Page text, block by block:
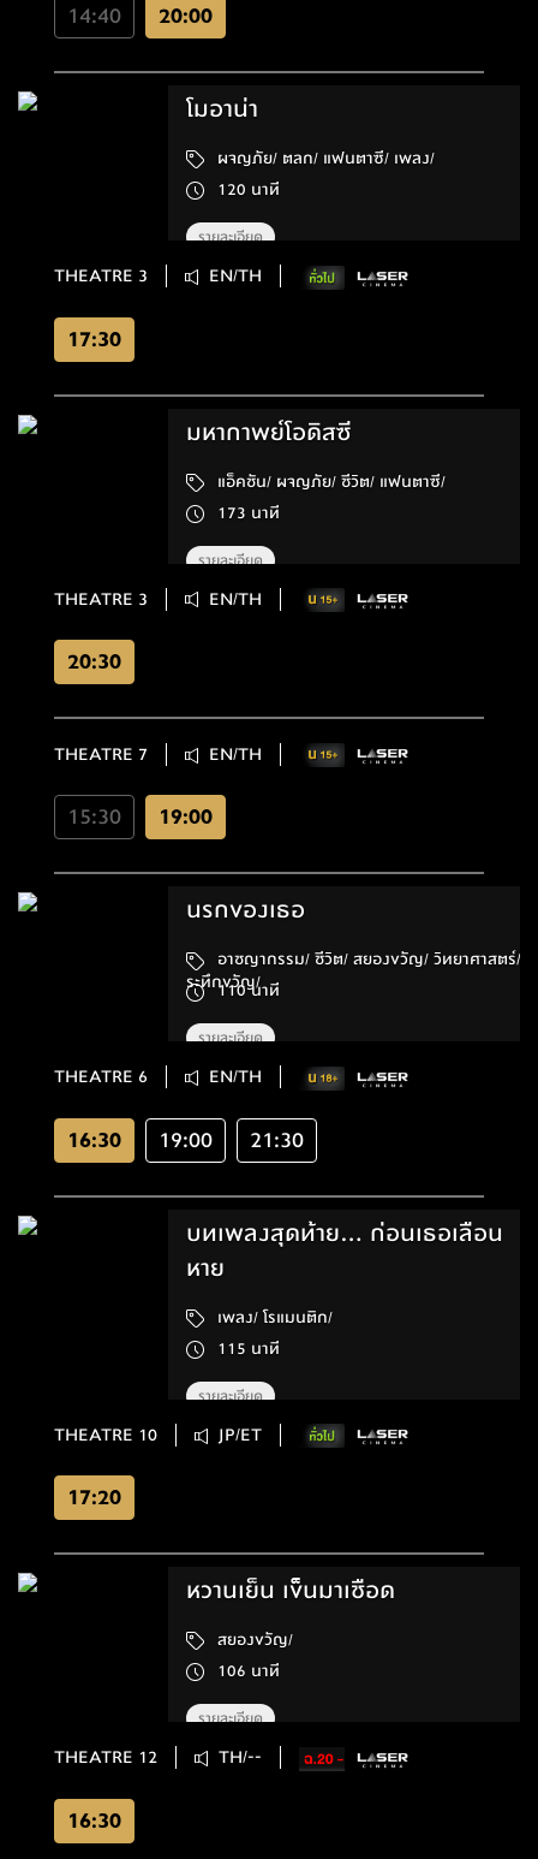
14:40 20:00
โมอาน่า
ผจญภัย/ ตลก/ แฟนตาซี/ เพลง/
120 นาที
รายละเอียด
THEATRE 3 EN/TH
17:30
มหากาพย์โอดิสซี
แอ็คชัน/ ผจญภัย/ ชีวิต/ แฟนตาซี/
173 นาที
รายละเอียด
THEATRE 3 EN/TH
20:30
THEATRE 7 EN/TH
15:30 19:00
นรกของเธอ
ระทึกขวัญ/110 นาที
รายละเอียด
THEATRE 6 EN/TH
16:30 19:00 21:30
บทเพลงสุดท้าย... ก่อนเธอเลือน
หาย
เพลง/ โรแมนติก/
115 นาที
รายละเอียด
THEATRE 10 JP/ET
17:20
หวานเย็น เข็นมาเชือด
สยองขวัญ/
106 นาที
รายละเอียด
THEATRE 12 TH/--
16:30